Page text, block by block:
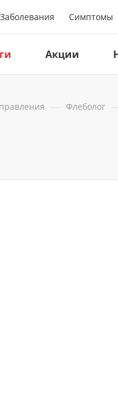
Заболевания Симптомы
Акции
— Флеболог